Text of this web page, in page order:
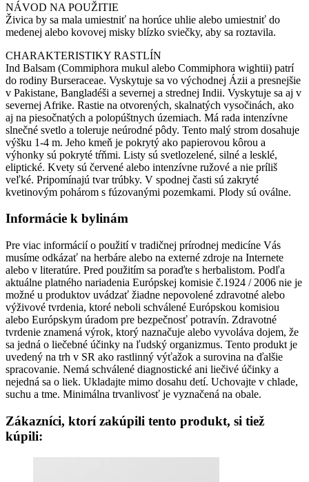
NÁVOD NA POUŽITIE
Živica by sa mala umiestniť na horúce uhlie alebo umiestniť do
medenej alebo kovovej misky blízko sviečky, aby sa roztavila.
CHARAKTERISTIKY RASTLÍN
Ind Balsam (Commiphora mukul alebo Commiphora wightii) patrí
do rodiny Burseraceae. Vyskytuje sa vo východnej Ázii a presnejšie
v Pakistane, Bangladéši a severnej a strednej Indii. Vyskytuje sa aj v
severnej Afrike. Rastie na otvorených, skalnatých vysočinách, ako
aj na piesočnatých a polopúštnych územiach. Má rada intenzívne
slnečné svetlo a toleruje neúrodné pôdy. Tento malý strom dosahuje
výšku 1-4 m. Jeho kmeň je pokrytý ako papierovou kôrou a
výhonky sú pokryté tŕňmi. Listy sú svetlozelené, silné a lesklé,
eliptické. Kvety sú červené alebo intenzívne ružové a nie príliš
veľké. Pripomínajú tvar trúbky. V spodnej časti sú zakryté
kvetinovým pohárom s fúzovanými pozemkami. Plody sú oválne.
Informácie k bylinám
Pre viac informácií o použití v tradičnej prírodnej medicíne Vás
musíme odkázať na herbáre alebo na externé zdroje na Internete
alebo v literatúre. Pred použitím sa poraďte s herbalistom. Podľa
aktuálne platného nariadenia Európskej komisie č.1924 / 2006 nie je
možné u produktov uvádzať žiadne nepovolené zdravotné alebo
výživové tvrdenia, ktoré neboli schválené Európskou komisiou
alebo Európskym úradom pre bezpečnosť potravín. Zdravotné
tvrdenie znamená výrok, ktorý naznačuje alebo vyvoláva dojem, že
sa jedná o liečebné účinky na ľudský organizmus. Tento produkt je
uvedený na trh v SR ako rastlinný výťažok a surovina na ďalšie
spracovanie. Nemá schválené diagnostické ani liečivé účinky a
nejedná sa o liek. Ukladajte mimo dosahu detí. Uchovajte v chlade,
suchu a tme. Minimálna trvanlivosť je vyznačená na obale.
Zákazníci, ktorí zakúpili tento produkt, si tiež
kúpili: